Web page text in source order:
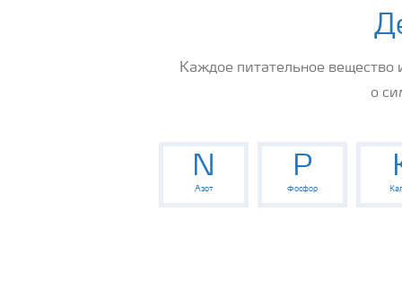
Каждое питательное
о
N
Азот
P
Фосфор